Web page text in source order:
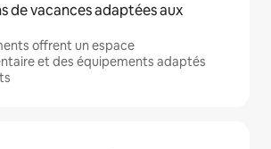
de vacances adaptées aux
offrent un espace
et des équipements adaptés